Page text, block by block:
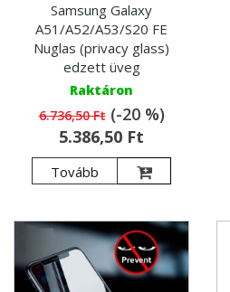
Samsung Galaxy
A51/A52/A53/S20 FE
Nuglas (privacy glass)
edzett üveg
Raktáron
6.736,50 Ft(-20 %)
5.386,50 Ft
Tovább